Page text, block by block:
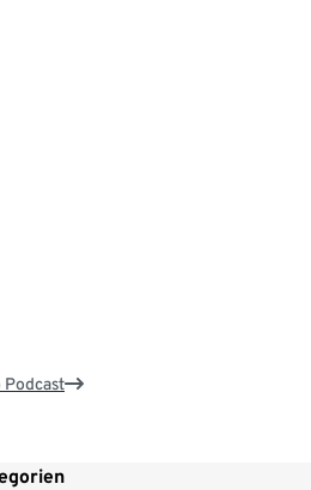
Podcast